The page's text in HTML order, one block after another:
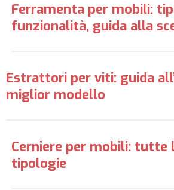
Ferramenta per mobili:
funzionalità, guida alla
Estrattori per viti: guida
miglior modello
Cerniere per mobili:
tipologie